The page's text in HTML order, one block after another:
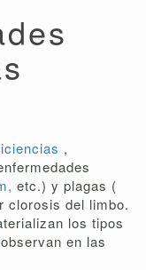
,
etc.) y plagas (
clorosis del limbo.
los tipos
en las